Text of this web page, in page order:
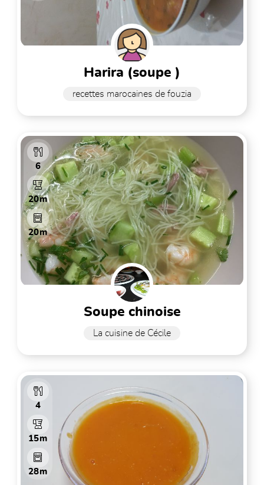
harira (soupe )
recettes marocaines de fouzia
6
20m
20m
soupe chinoise
La cuisine de Cécile
4
15m
28m